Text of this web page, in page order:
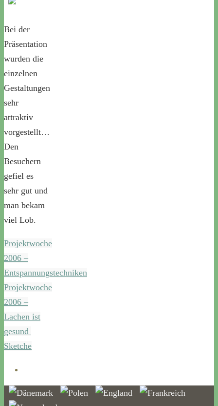
Bei der
Präsentation
wurden die
einzelnen
Gestaltungen
sehr
attraktiv
vorgestellt…
Den
Besuchern
gefiel es
sehr gut und
man bekam
viel Lob.
Projektwoche
2006 –
Entspannungstechniken
Projektwoche
2006 –
Lachen ist
gesund 
Sketche